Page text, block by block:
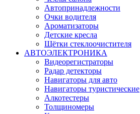
Автопринадлежности
Очки водителя
Ароматизаторы
Детские кресла
Щётки стеклоочистителя
АВТОЭЛЕКТРОНИКА
Видеорегистраторы
Радар детекторы
Навигаторы для авто
Навигаторы туристические
Алкотестеры
Толщиномеры